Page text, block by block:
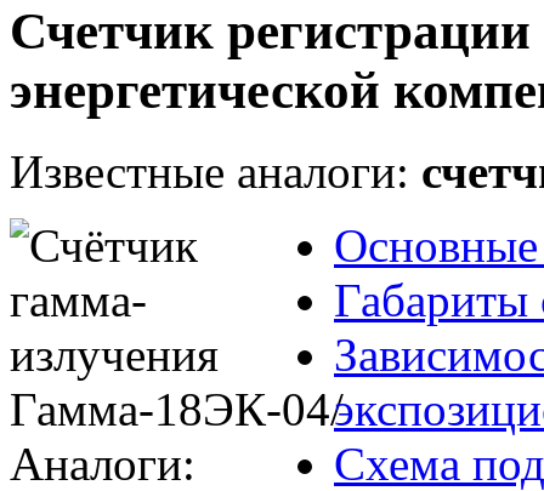
Счетчик
энергетической
Известные аналоги:
Основные
Габариты
Схема